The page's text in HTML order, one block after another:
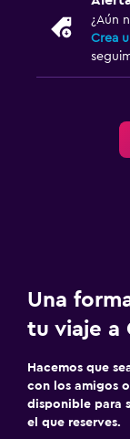
¿Aún
Crea
Una
tu viaje a
Hacemos que
con los amigos
disponible para
el que reserves.